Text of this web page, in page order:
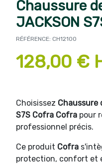
Chaussure
JACKSON
RÉFÉRENCE: CH12100
128,00 €
Choisissez Chaussure
S7S Cofra Cofra pour
professionnel précis.
Ce produit Cofra
protection, confort et